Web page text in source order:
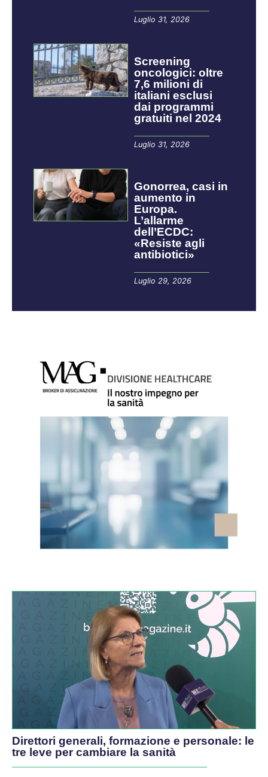
Luglio 31, 2026
Screening
oncologici: oltre
7,6 milioni di
italiani esclusi
dai programmi
gratuiti nel 2024
Luglio 31, 2026
Gonorrea, casi in
aumento in
Europa.
L’allarme
dell’ECDC:
«Resiste agli
antibiotici»
Luglio 29, 2026
Direttori generali, formazione e personale: le
tre leve per cambiare la sanità